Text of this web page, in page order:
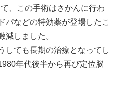
、この手術はさかんに行わ
パなどの特効薬が登場したこ
減しました。
しても長期の治療となってし
年代後半から再び定位脳